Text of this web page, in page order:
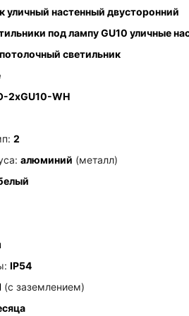
уличный настенный двусторонний
под лампу GU10 уличные
светильник
2хGU10-WH
2
алюминий (металл)
IP54
(с заземлением)